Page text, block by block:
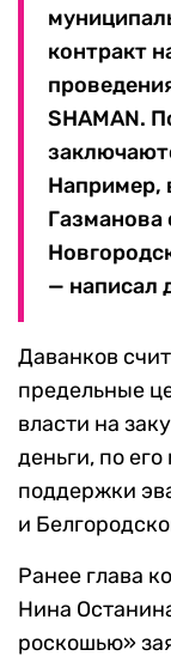
контракт
SHAMAN.
Например,
— написал
Даванков
предельные
власти на
деньги, по
поддержки
и
Ранее глава
Нина
роскошью»